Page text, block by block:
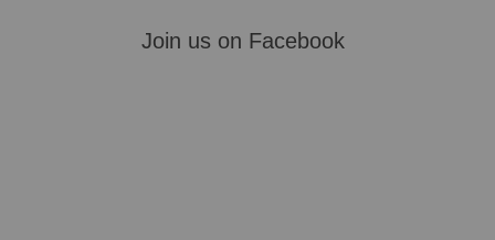
Join us on Facebook